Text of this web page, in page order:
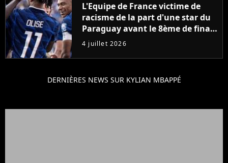
L'Equipe de France victime de
racisme de la part d'une star du
Paraguay avant le 8ème de finale
de Coupe du Monde 2026
4 juillet 2026
DERNIÈRES NEWS SUR KYLIAN MBAPPÉ